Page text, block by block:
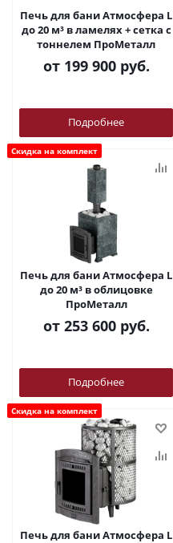
Печь для бани Атмосфера L
до 20 м³ в ламелях + сетка с
тоннелем ПроМеталл
от 199 900 руб.
Подробнее
Скидка на комплект
Печь для бани Атмосфера L
до 20 м³ в облицовке
ПроМеталл
от 253 600 руб.
Подробнее
Скидка на комплект
Печь для бани Атмосфера L